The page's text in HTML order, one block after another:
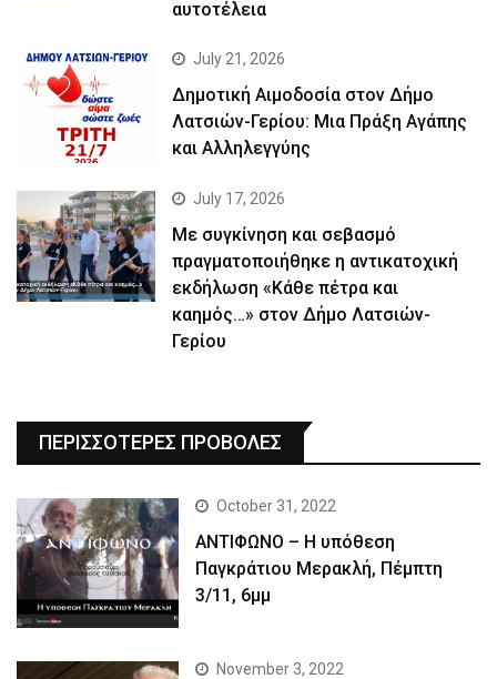
αυτοτέλεια
July 21, 2026
Δημοτική Αιμοδοσία στον Δήμο
Λατσιών-Γερίου: Μια Πράξη Αγάπης
και Αλληλεγγύης
July 17, 2026
Με συγκίνηση και σεβασμό
πραγματοποιήθηκε η αντικατοχική
εκδήλωση «Κάθε πέτρα και
καημός…» στον Δήμο Λατσιών-
Γερίου
ΠΕΡΙΣΣΟΤΕΡΕΣ ΠΡΟΒΟΛΕΣ
October 31, 2022
ΑΝΤΙΦΩΝΟ – Η υπόθεση
Παγκράτιου Μερακλή, Πέμπτη
3/11, 6μμ
November 3, 2022